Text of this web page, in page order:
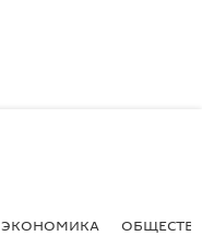
ЭКОНОМИКА